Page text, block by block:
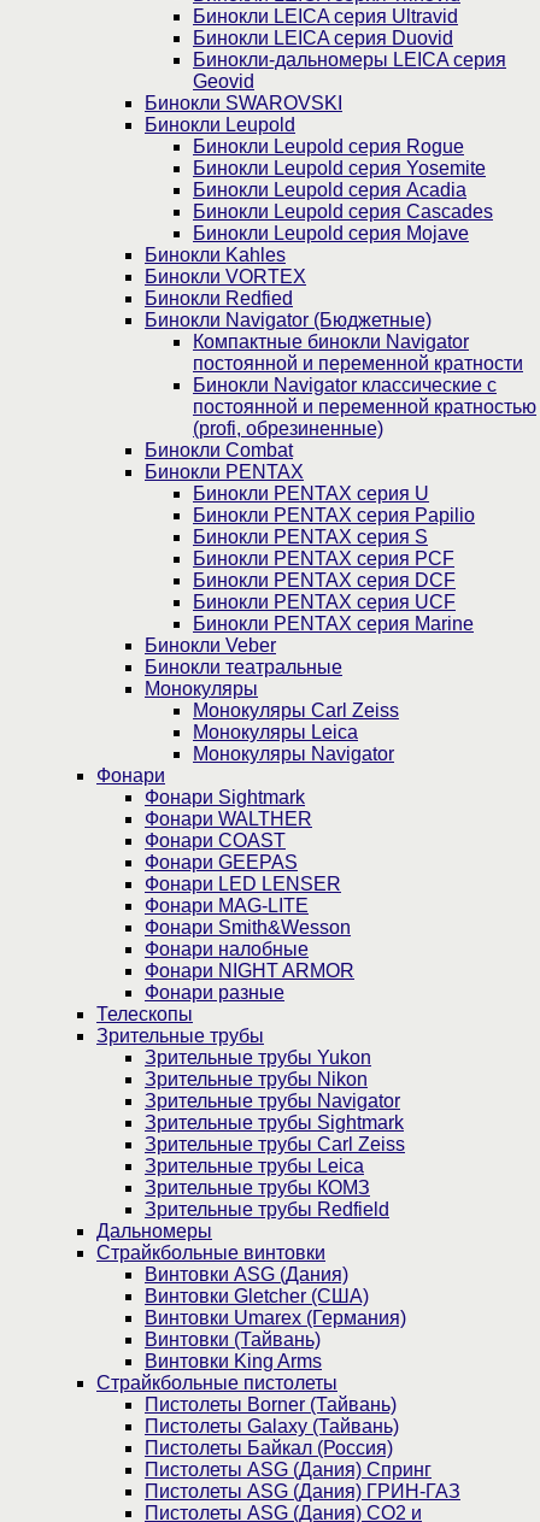
Бинокли LEICA серия Ultravid
Бинокли LEICA серия Duovid
Бинокли-дальномеры LEICA серия
Geovid
Бинокли SWAROVSKI
Бинокли Leupold
Бинокли Leupold серия Rogue
Бинокли Leupold серия Yosemite
Бинокли Leupold серия Acadia
Бинокли Leupold серия Cascades
Бинокли Leupold серия Mojave
Бинокли Kahles
Бинокли VORTEX
Бинокли Redfied
Бинокли Navigator (Бюджетные)
Компактные бинокли Navigator
постоянной и переменной кратности
Бинокли Navigator классические с
постоянной и переменной кратностью
(profi, обрезиненные)
Бинокли Combat
Бинокли PENTAX
Бинокли PENTAX серия U
Бинокли PENTAX серия Papilio
Бинокли PENTAX серия S
Бинокли PENTAX серия PCF
Бинокли PENTAX серия DCF
Бинокли PENTAX серия UCF
Бинокли PENTAX серия Marine
Бинокли Veber
Бинокли театральные
Монокуляры
Монокуляры Carl Zeiss
Монокуляры Leica
Монокуляры Navigator
Фонари
Фонари Sightmark
Фонари WALTHER
Фонари COAST
Фонари GEEPAS
Фонари LED LENSER
Фонари MAG-LITE
Фонари Smith&Wesson
Фонари налобные
Фонари NIGHT ARMOR
Фонари разные
Телескопы
Зрительные трубы
Зрительные трубы Yukon
Зрительные трубы Nikon
Зрительные трубы Navigator
Зрительные трубы Sightmark
Зрительные трубы Carl Zeiss
Зрительные трубы Leica
Зрительные трубы КОМЗ
Зрительные трубы Redfield
Дальномеры
Страйкбольные винтовки
Винтовки ASG (Дания)
Винтовки Gletcher (США)
Винтовки Umarex (Германия)
Винтовки (Тайвань)
Винтовки King Arms
Страйкбольные пистолеты
Пистолеты Borner (Тайвань)
Пистолеты Galaxy (Тайвань)
Пистолеты Байкал (Россия)
Пистолеты ASG (Дания) Спринг
Пистолеты ASG (Дания) ГРИН-ГАЗ
Пистолеты ASG (Дания) CO2 и